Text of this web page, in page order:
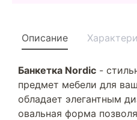
Описание
Банкетка Nordic -
предмет мебели для
обладает элегантным
овальная форма